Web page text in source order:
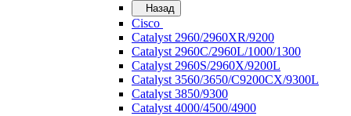
Назад
Cisco
Catalyst 2960/2960XR/9200
Catalyst 2960C/2960L/1000/1300
Catalyst 2960S/2960X/9200L
Catalyst 3560/3650/C9200CX/9300L
Catalyst 3850/9300
Catalyst 4000/4500/4900